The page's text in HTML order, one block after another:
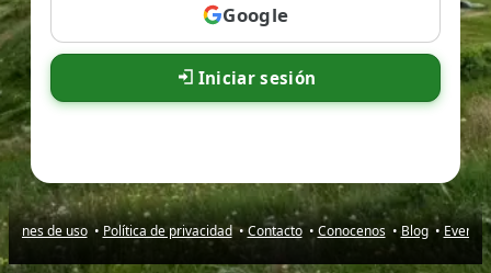
Google
Iniciar sesión
de uso• Política de privacidad• Contacto• Conocenos • Blog• Eventos